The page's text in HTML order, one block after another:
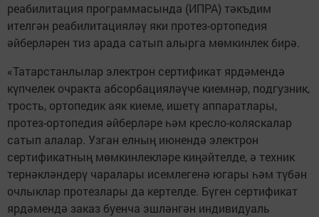
реабилитация программасында (ИПРА) тәкъдим
ителгән реабилитацияләү яки протез-ортопедия
әйберләрен тиз арада сатып алырга мөмкинлек бирә.
«Татарстанлылар электрон сертификат ярдәмендә
күпчелек очракта абсорбацияләүче киемнәр, подгузник,
трость, ортопедик аяк киеме, ишетү аппаратлары,
протез-ортопедия әйберләре һәм кресло-коляскалар
сатып алалар. Узган елның июнендә электрон
сертификатның мөмкинлекләре киңәйтелде, ә техник
тернәкләндерү чаралары исемлегенә югары һәм түбән
очлыклар протезлары да кертелде. Бүген сертификат
ярдәмендә заказ буенча эшләнгән индивидуаль